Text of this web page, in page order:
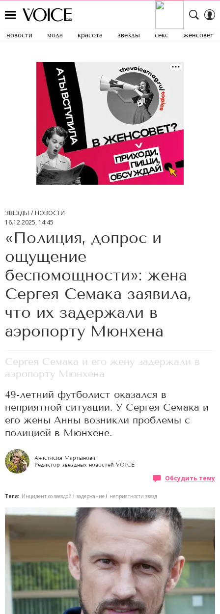
новости мода красота звезды секс женсовет
ЗВЕЗДЫ
НОВОСТИ
16.12.2025, 14:45
«Полиция, допрос и
ощущение
беспомощности»: жена
Сергея Семака заявила,
что их задержали в
аэропорту Мюнхена
Сергея Семака и его жену задержали в
аэропорту Мюнхена
49-летний футболист оказался в
неприятной ситуации. У Сергея Семака и
его жены Анны возникли проблемы с
полицией в Мюнхене.
Анастасия Мартынова
Редактор звездных новостей VOICE
Обсудить тему
Теги: Инцидент со звездой задержание неприятности звезд